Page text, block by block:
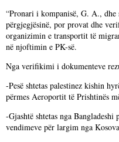
“Pronari i kompanisë, G. A.,
përgjegjësinë, por provat dhe
organizimin e transportit të
në njoftimin e PK-së.
Nga verifikimi i dokumenteve
-Pesë shtetas palestinez kishin
përmes Aeroportit të Prishtinës
-Gjashtë shtetas nga
vendimeve për largim nga